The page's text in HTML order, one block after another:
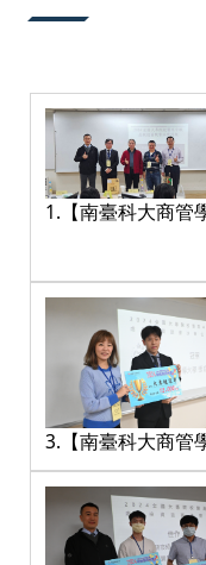
1.【南臺科大商管
暨高中職虛擬投資
賽」大合影】
3.【南臺科大商管
柯副院長(左一)頒
專組冠軍予銘傳大
同學】